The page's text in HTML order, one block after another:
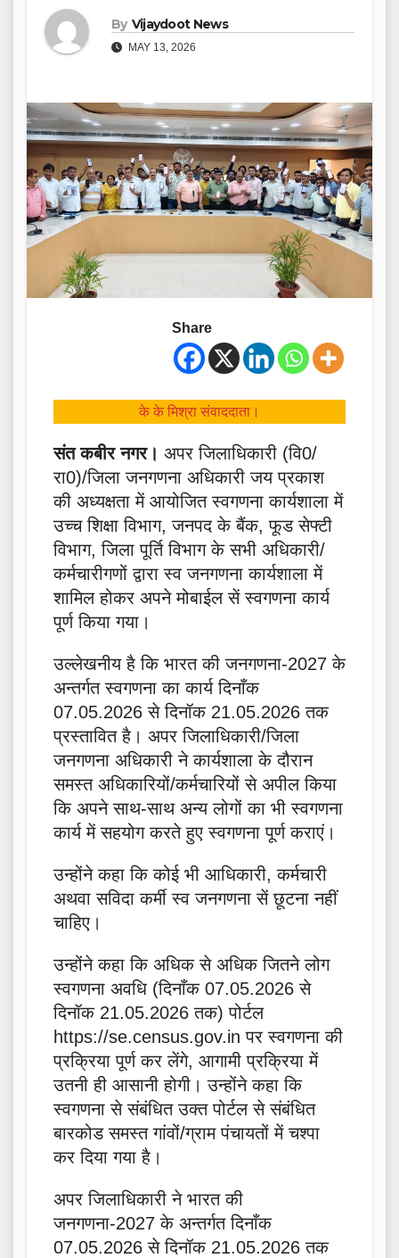
By Vijaydoot News
MAY 13, 2026
Share
के के मिश्रा संवाददाता।
संत कबीर नगर। अपर जिलाधिकारी (वि0/
रा0)/जिला जनगणना अधिकारी जय प्रकाश
की अध्यक्षता में आयोजित स्वगणना कार्यशाला में
उच्च शिक्षा विभाग, जनपद के बैंक, फूड सेफ्टी
विभाग, जिला पूर्ति विभाग के सभी अधिकारी/
कर्मचारीगणों द्वारा स्व जनगणना कार्यशाला में
शामिल होकर अपने मोबाईल सें स्वगणना कार्य
पूर्ण किया गया।
उल्लेखनीय है कि भारत की जनगणना-2027 के
अन्तर्गत स्वगणना का कार्य दिनाँक
07.05.2026 से दिनॉक 21.05.2026 तक
प्रस्तावित है। अपर जिलाधिकारी/जिला
जनगणना अधिकारी ने कार्यशाला के दौरान
समस्त अधिकारियों/कर्मचारियों से अपील किया
कि अपने साथ-साथ अन्य लोगों का भी स्वगणना
कार्य में सहयोग करते हुए स्वगणना पूर्ण कराएं।
उन्होंने कहा कि कोई भी आधिकारी, कर्मचारी
अथवा सविदा कर्मी स्व जनगणना सें छूटना नहीं
चाहिए।
उन्होंने कहा कि अधिक से अधिक जितने लोग
स्वगणना अवधि (दिनाँक 07.05.2026 से
दिनॉक 21.05.2026 तक) पोर्टल
https://se.census.gov.in पर स्वगणना की
प्रक्रिया पूर्ण कर लेंगे, आगामी प्रक्रिया में
उतनी ही आसानी होगी। उन्होंने कहा कि
स्वगणना से संबंधित उक्त पोर्टल से संबंधित
बारकोड समस्त गांवों/ग्राम पंचायतों में चश्पा
कर दिया गया है।
अपर जिलाधिकारी ने भारत की
जनगणना-2027 के अन्तर्गत दिनाँक
07.05.2026 से दिनॉक 21.05.2026 तक